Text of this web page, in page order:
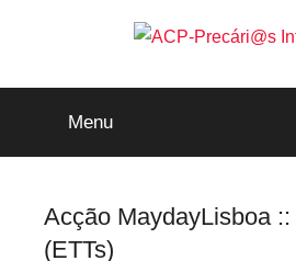
ACP-
Precári@s
Inflexíveis
Menu
Acção MaydayLisboa
(ETTs)